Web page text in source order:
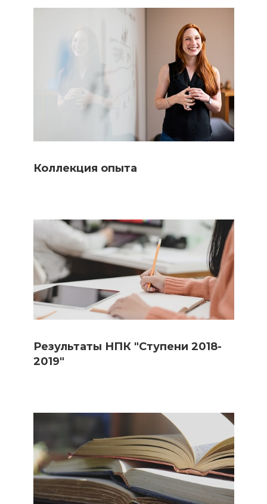
Коллекция опыта
Результаты НПК "Ступени 2018-
2019"